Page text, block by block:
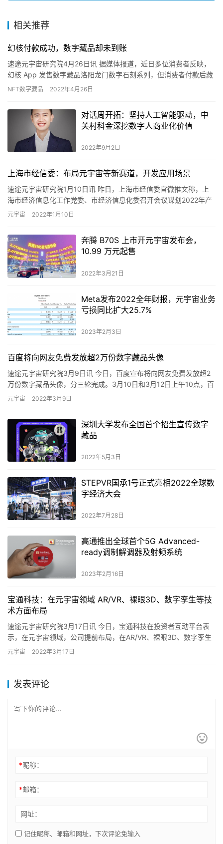
相关推荐
幻核付款成功，数字藏品却未到账
速途元宇宙研究院4月26日讯 据媒体报道，近日多位消费者反映，
幻核 App 发售数字藏品洛阳龙门数字石刻系列，但消费者付款后藏
品却未到账。平台方解释称藏品数量有限，付款成功并不意味…
NFT数字藏品 2022年4月26日
对话周开拓：坚持人工智能驱动，中
关村科金深挖数字人商业化价值
2022年9月2日
上海市经信委：布局元宇宙等新赛道，开发应用场景
速途元宇宙研究院1月10日讯 昨日，上海市经信委官微推文称，上
海市经济信息化工作党委、市经济信息化委召开会议谋划2022年产
业和信息化工作。 会议强调，要聚焦赛道布局、优势发力、企…
元宇宙 2022年1月10日
奔腾 B70S 上市开元宇宙发布会，
10.99 万元起售
2022年3月21日
Meta发布2022全年财报，元宇宙业务
亏损同比扩大25.7%
2023年2月3日
百度将向网友免费发放超2万份数字藏品头像
速途元宇宙研究院3月9日讯 今日，百度宣布将向网友免费发放超2
万份数字藏品头像，分三轮完成。3月10日和3月12日上午10点，百
度将分别发放8888份“会说话的汤姆猫”系列徽章，领…
元宇宙 2022年3月9日
深圳大学发布全国首个招生宣传数字
藏品
2022年5月3日
STEPVR国承1号正式亮相2022全球数
字经济大会
2022年7月28日
高通推出全球首个5G Advanced-
ready调制解调器及射频系统
2023年2月16日
宝通科技：在元宇宙领域 AR/VR、裸眼3D、数字孪生等技
术方面布局
速途元宇宙研究院3月17日讯 今日，宝通科技在投资者互动平台表
示，在元宇宙领域，公司提前布局，在AR/VR、裸眼3D、数字孪生
等元宇宙技术方面进行深耕，提供工业场景数字化解决方案。…
元宇宙 2022年3月17日
发表评论
*昵称：
*邮箱：
网址：
记住昵称、邮箱和网址，下次评论免输入